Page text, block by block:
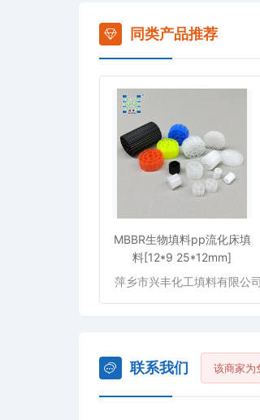
同类产品推荐
MBBR生物填料pp流化床填
料[12*9 25*12mm]
萍乡市兴丰化工填料有限公司
联系我们 该商家为